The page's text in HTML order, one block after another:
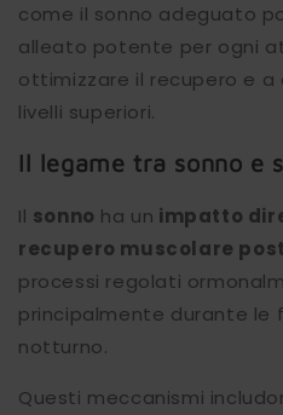
come il sonno adeguato
alleato potente per ogni
ottimizzare il recupero e a
livelli superiori.
Il legame tra sonno e
Il sonno ha un impatto
recupero muscolare
processi regolati
principalmente durante le
notturno.
Questi meccanismi